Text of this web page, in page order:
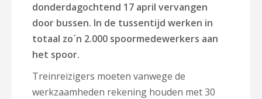
donderdagochtend 17 april vervangen
door bussen. In de tussentijd werken in
totaal zo´n 2.000 spoormedewerkers aan
het spoor.
Treinreizigers moeten vanwege de
werkzaamheden rekening houden met 30